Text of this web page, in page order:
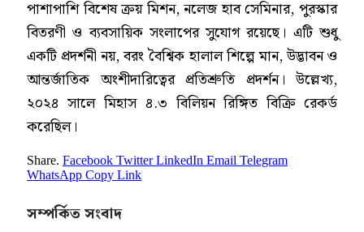
পাশাপাশি বিশেষ ক্রয় মিশন, নলেজ হাব সেমিনার, পুরস্কার
বিতরণী ও ব্যবসায়িক সংলাপের সুযোগ রয়েছে। এটি শুধু
একটি প্রদর্শনী নয়, বরং বৈশ্বিক হালাল শিল্পে মান, উদ্ভাবন ও
আন্তর্জাতিক অংশীদারিত্বের প্রতিশ্রুতি প্রদর্শন। উল্লেখ্য,
২০২৪ সালে মিহাস ৪.৩ বিলিয়ন রিঙ্গিত বিক্রি রেকর্ড
করেছিল।
Share. Facebook Twitter LinkedIn Email Telegram
WhatsApp Copy Link
সম্পর্কিত সংবাদ